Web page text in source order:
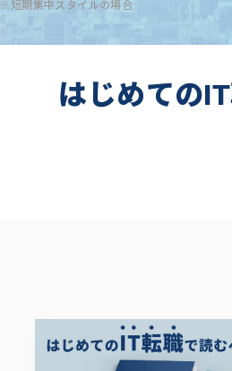
※短期集中スタイルの場合
はじめての